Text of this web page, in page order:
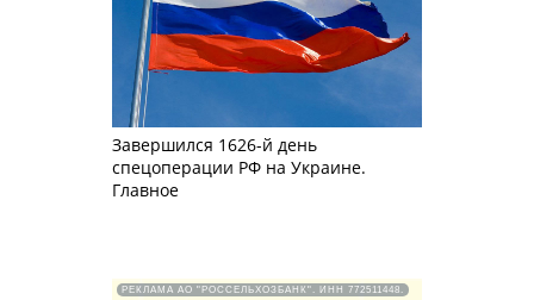
Завершился 1626-й день
спецоперации РФ на Украине.
Главное
РЕКЛАМА АО "РОССЕЛЬХОЗБАНК". ИНН 772511448.